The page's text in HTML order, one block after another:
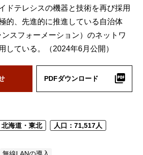
ドテレシスの機器と技術を再び採用
的、先進的に推進している自治体
スフォーメーション）のネットワ
している。（2024年6月公開）
PDFダウンロード
北海道・東北 人口：71,517人